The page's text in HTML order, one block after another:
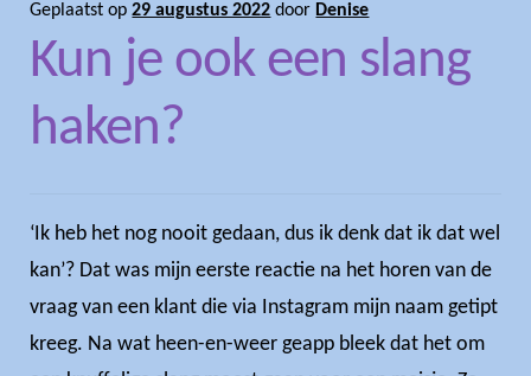
Geplaatst op29 augustus 2022 door Denise
Kun je ook een slang
haken?
‘Ik heb het nog nooit gedaan, dus ik denk dat ik dat wel
kan’? Dat was mijn eerste reactie na het horen van de
vraag van een klant die via Instagram mijn naam getipt
kreeg. Na wat heen-en-weer geapp bleek dat het om